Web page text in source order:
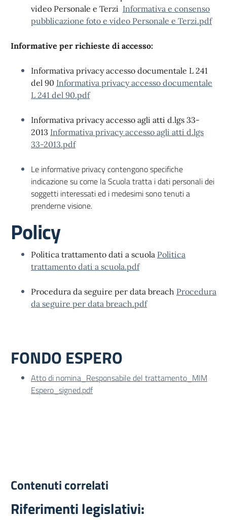
video Personale e Terzi Informativa e consenso
pubblicazione foto e video Personale e Terzi.pdf
Informative per richieste di accesso:
Informativa privacy accesso documentale L 241
del 90 Informativa privacy accesso documentale
L 241 del 90.pdf
Informativa privacy accesso agli atti d.lgs 33-
2013 Informativa privacy accesso agli atti d.lgs
33-2013.pdf
Le informative privacy contengono specifiche
indicazione su come la Scuola tratta i dati personali dei
soggetti interessati ed i medesimi sono tenuti a
prenderne visione.
Policy
Politica trattamento dati a scuola Politica
trattamento dati a scuola.pdf
Procedura da seguire per data breach Procedura
da seguire per data breach.pdf
FONDO ESPERO
Atto di nomina_Responsabile del trattamento_MIM
Espero_signed.pdf
Contenuti correlati
Riferimenti legislativi: